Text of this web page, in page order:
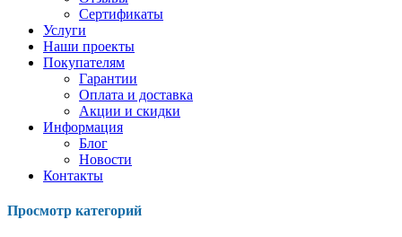
Сертификаты
Услуги
Наши проекты
Покупателям
Гарантии
Оплата и доставка
Акции и скидки
Информация
Блог
Новости
Контакты
Просмотр категорий